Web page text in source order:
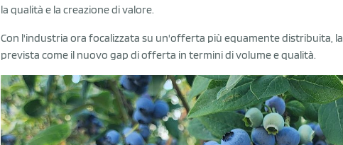
la qualità e la creazione di valore.
Con l'industria ora focalizzata su un'offerta più equamente distribuita, la
prevista come il nuovo gap di offerta in termini di volume e qualità.